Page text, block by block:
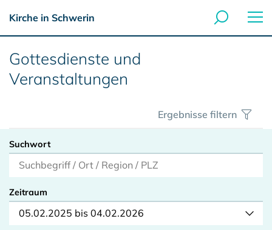
Kirche in Schwerin
Gottesdienste und
Veranstaltungen
Ergebnisse filtern
Suchwort
Zeitraum
05.02.2025 bis 04.02.2026